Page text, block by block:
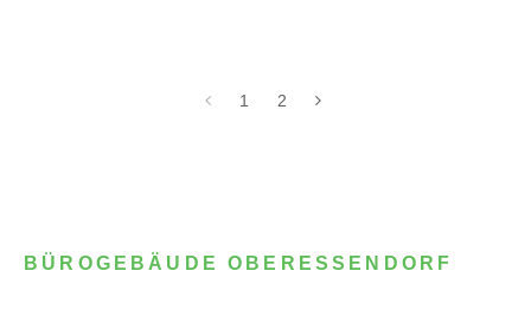
1 2
BÜROGEBÄUDE OBERESSENDORF